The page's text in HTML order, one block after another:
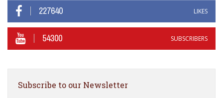
227640 LIKES
54300 SUBSCRIBERS
Subscribe to our Newsletter